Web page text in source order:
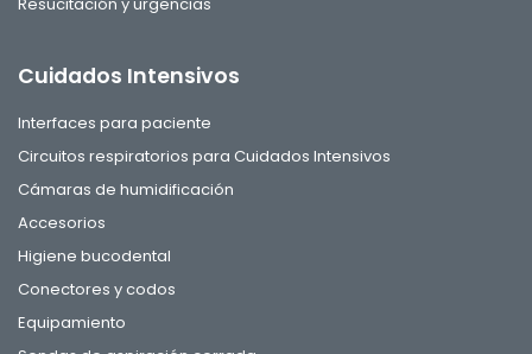
Cuidados Intensivos
Interfaces para paciente
Circuitos respiratorios para Cuidados Intensivos
Cámaras de humidificación
Accesorios
Higiene bucodental
Conectores y codos
Equipamiento